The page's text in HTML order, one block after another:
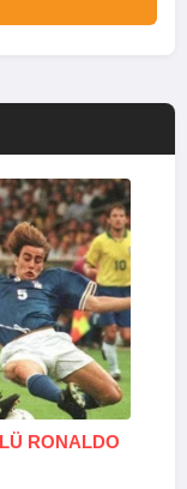
RONALDO